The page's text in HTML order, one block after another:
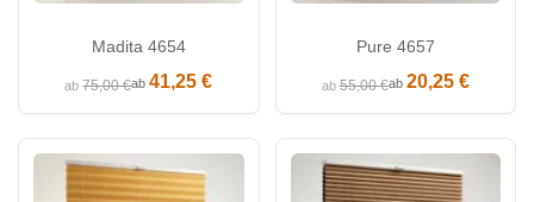
Madita 4654
ab75,00 €ab41,25 €
Pure 4657
ab55,00 €ab 20,25 €